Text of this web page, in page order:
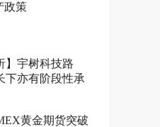
政策
】宇树科技路
下亦有阶段性承
黄金期货突破